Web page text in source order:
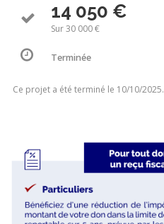
14 050 €
Sur 30 000 €
Terminée
Ce projet a été terminé le 10/10/2025.